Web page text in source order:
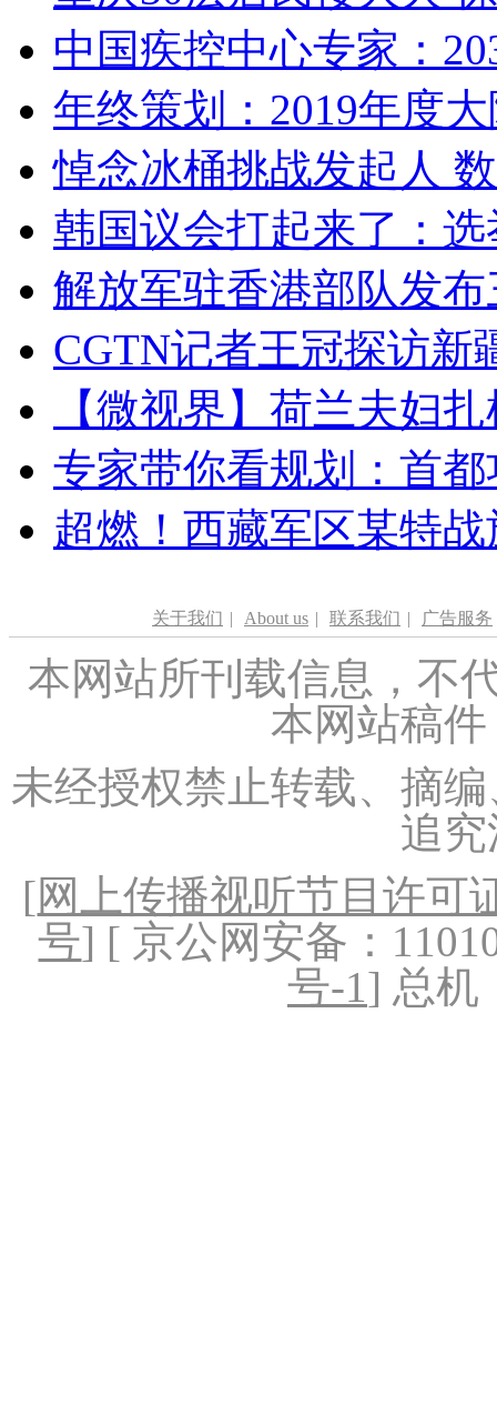
中国疾控中心专家：
年终策划：2019年度
悼念冰桶挑战发起人
韩国议会打起来了：
解放军驻香港部队发
CGTN记者王冠探访新
【微视界】荷兰夫妇
专家带你看规划：首
超燃！西藏军区某特
关于我们 | About us | 联系我们 | 广告服务
本网站所刊载信息，不
本网站稿
未经授权禁止转载、摘
追
[网上传播视听节目许可
号] [ 京公网安备：
号-1] 总机